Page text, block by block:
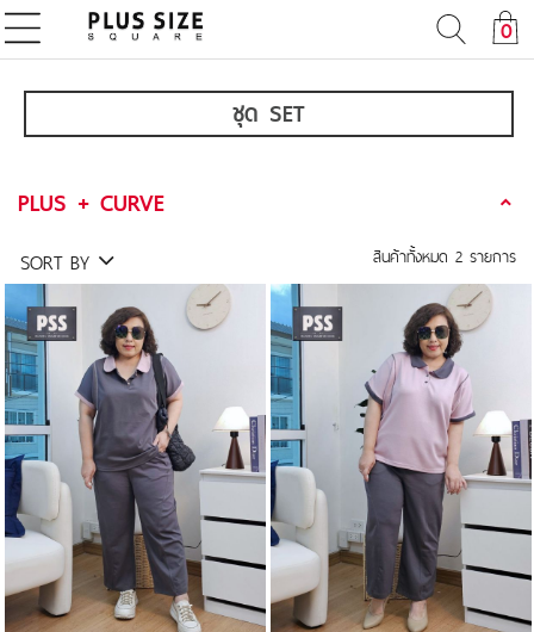
0
ชุด SET
PLUS + CURVE
SORT BY สินค้าทั้งหมด 2 รายการ